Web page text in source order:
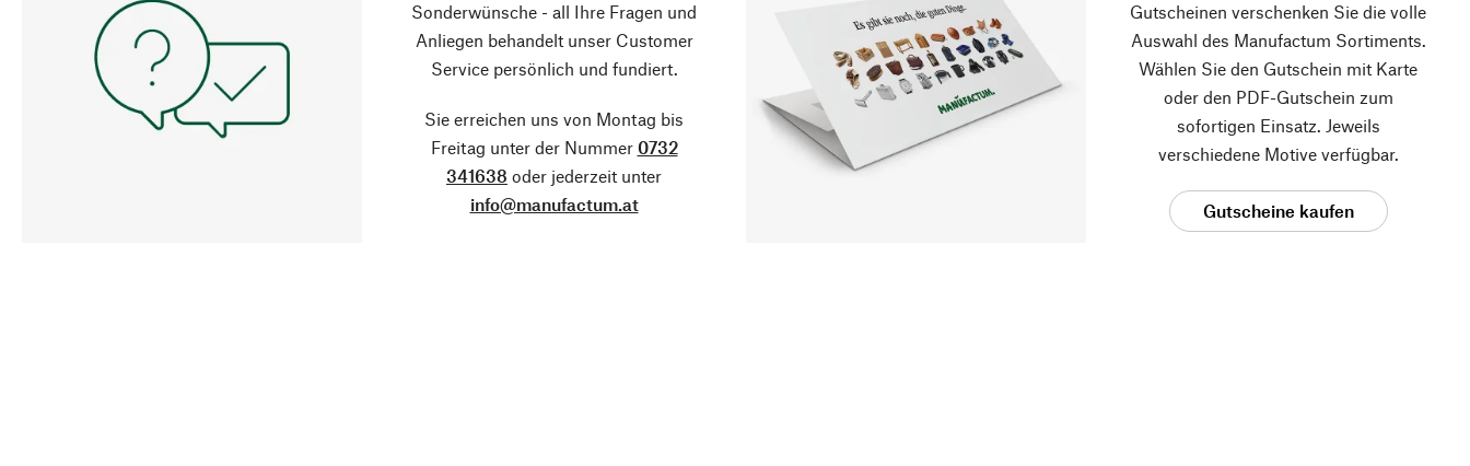
Sonderwünsche - all Ihre Fragen und
Anliegen behandelt unser Customer
Service persönlich und fundiert.
Sie erreichen uns von Montag bis
Freitag unter der Nummer 0732
341638 oder jederzeit unter
info@manufactum.at
Gutscheinen verschenken Sie die volle
Auswahl des Manufactum Sortiments.
Wählen Sie den Gutschein mit Karte
oder den PDF-Gutschein zum
sofortigen Einsatz. Jeweils
verschiedene Motive verfügbar.
Gutscheine kaufen